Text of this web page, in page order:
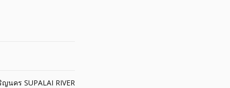
นคร SUPALAI RIVER